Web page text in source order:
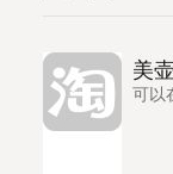
美
可以